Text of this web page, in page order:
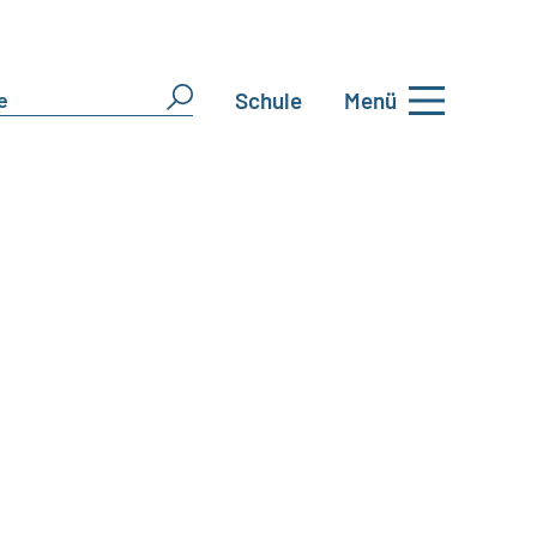
Schule Menü